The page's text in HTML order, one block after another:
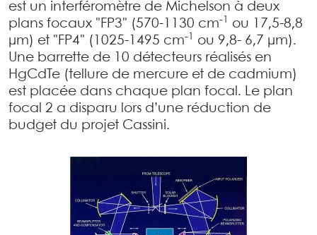
est un interféromètre de Michelson à deux
plans focaux "FP3" (570-1130 cm-1
ou 17,5-8,8
μm) et "FP4" (1025-1495 cm-1
ou 9,8- 6,7 μm).
Une barrette de 10 détecteurs réalisés en
HgCdTe (tellure de mercure et de cadmium)
est placée dans chaque plan focal. Le plan
focal 2 a disparu lors d’une réduction de
budget du projet Cassini.